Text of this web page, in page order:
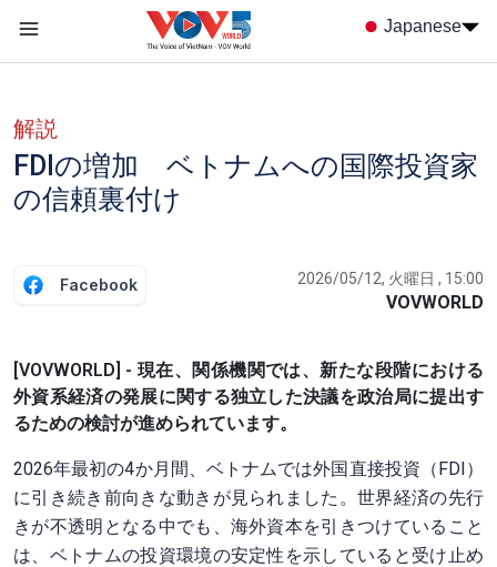
Japanese
解説
FDIの増加 ベトナムへの国際投資家
の信頼裏付け
Facebook 2026/05/12, 火曜日 , 15:00
VOVWORLD
[VOVWORLD] - 現在、関係機関では、新たな段階における
外資系経済の発展に関する独立した決議を政治局に提出す
るための検討が進められています。
2026年最初の4か月間、ベトナムでは外国直接投資（FDI）
に引き続き前向きな動きが見られました。世界経済の先行
きが不透明となる中でも、海外資本を引きつけていること
は、ベトナムの投資環境の安定性を示していると受け止め